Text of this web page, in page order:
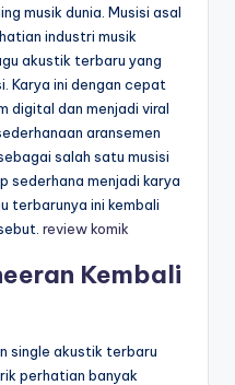
musik dunia. Musisi asal
industri musik
akustik terbaru yang
Karya ini dengan cepat
digital dan menjadi viral
aransemen
salah satu musisi
sederhana menjadi karya
terbarunya ini kembali
review komik
Kembali
single akustik terbaru
perhatian banyak